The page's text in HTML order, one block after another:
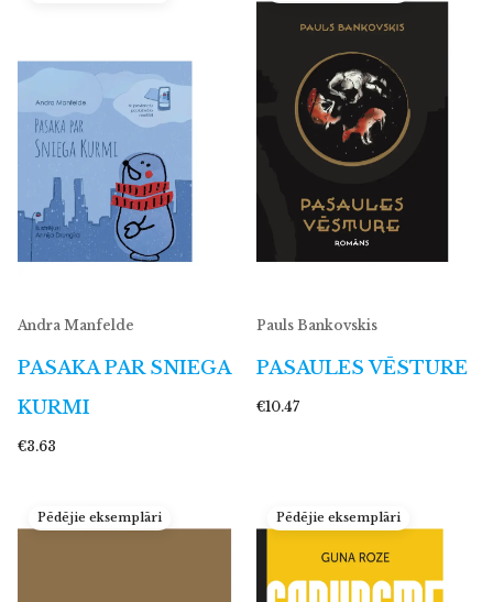
Andra Manfelde
PASAKA PAR SNIEGA
KURMI
€3.63
Pauls Bankovskis
PASAULES VĒSTURE
€10.47
Pēdējie eksemplāri Pēdējie eksemplāri